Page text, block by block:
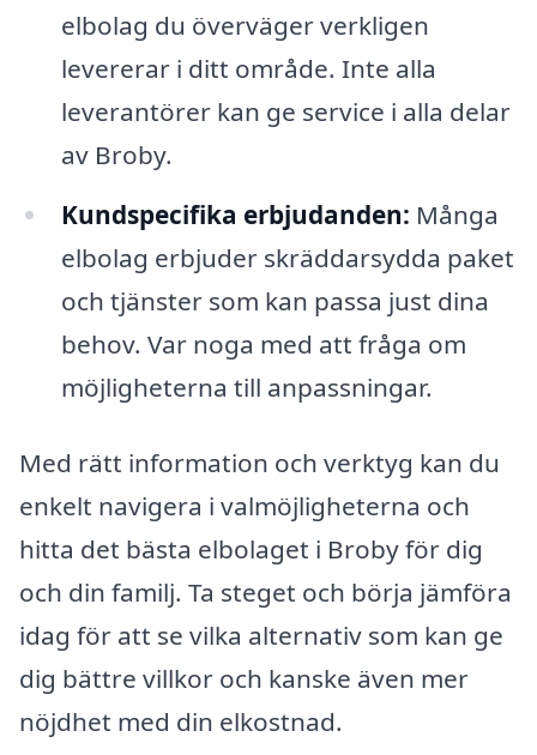
elbolag du överväger verkligen
levererar i ditt område. Inte alla
leverantörer kan ge service i alla delar
av Broby.
Kundspecifika erbjudanden: Många
elbolag erbjuder skräddarsydda paket
och tjänster som kan passa just dina
behov. Var noga med att fråga om
möjligheterna till anpassningar.
Med rätt information och verktyg kan du
enkelt navigera i valmöjligheterna och
hitta det bästa elbolaget i Broby för dig
och din familj. Ta steget och börja jämföra
idag för att se vilka alternativ som kan ge
dig bättre villkor och kanske även mer
nöjdhet med din elkostnad.